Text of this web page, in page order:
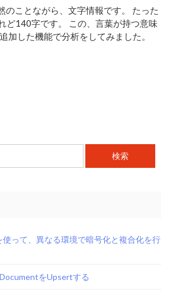
ことながら、文字情報です。 たった
ど140字です。 この、言葉が持つ意味
加した機能で分析をしてみました。
使って、異なる環境で暗号化と複合化を行
をupsertする